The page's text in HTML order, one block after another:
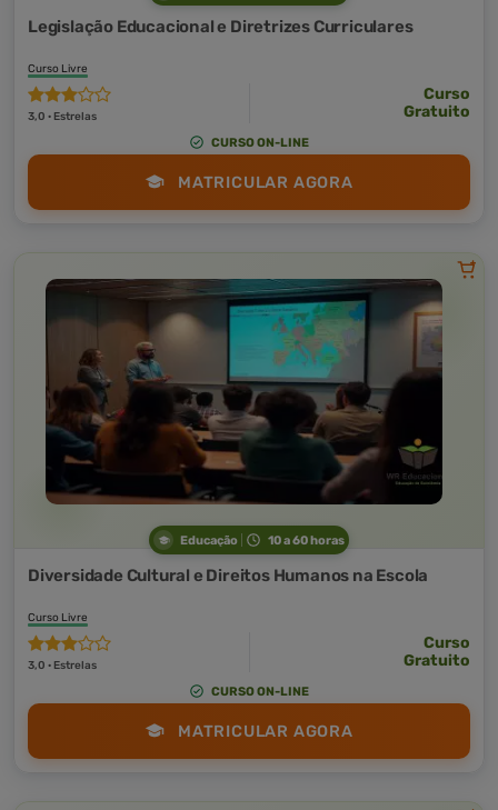
Legislação Educacional e Diretrizes Curriculares
Curso Livre
3,0 · Estrelas
Curso
Gratuito
CURSO ON-LINE
MATRICULAR AGORA
Educação 10 a 60 horas
Diversidade Cultural e Direitos Humanos na Escola
Curso Livre
3,0 · Estrelas
Curso
Gratuito
CURSO ON-LINE
MATRICULAR AGORA